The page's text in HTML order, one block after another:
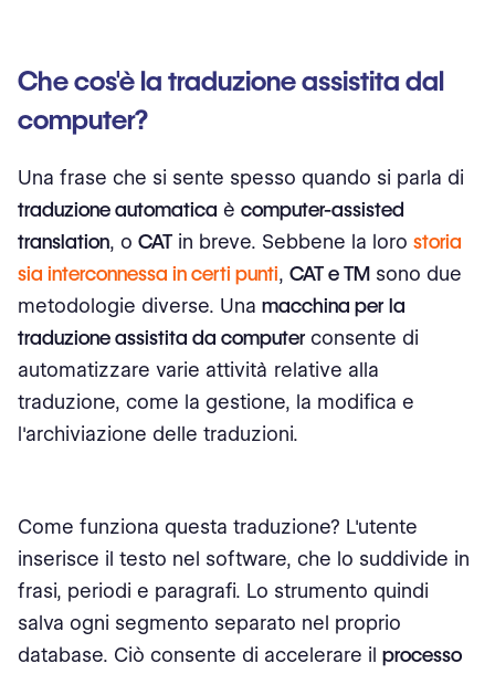
Che cos'è la traduzione assistita dal
computer?
Una frase che si sente spesso quando si parla di
traduzione automatica è computer-assisted
translation, o CAT in breve. Sebbene la loro storia
sia interconnessa in certi punti, CAT e TM sono due
metodologie diverse. Una macchina per la
traduzione assistita da computer consente di
automatizzare varie attività relative alla
traduzione, come la gestione, la modifica e
l'archiviazione delle traduzioni.
Come funziona questa traduzione? L'utente
inserisce il testo nel software, che lo suddivide in
frasi, periodi e paragrafi. Lo strumento quindi
salva ogni segmento separato nel proprio
database. Ciò consente di accelerare il processo